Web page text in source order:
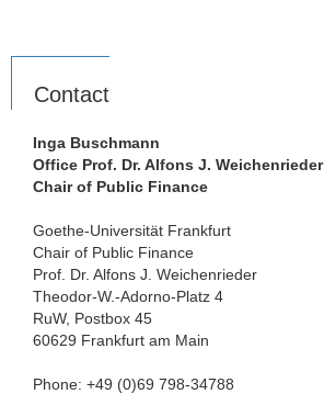
Contact
Inga Buschmann
Office Prof. Dr. Alfons J. Weichenrieder
Chair of Public Finance
Goethe-Universität Frankfurt
Chair of Public Finance
Prof. Dr. Alfons J. Weichenrieder
Theodor-W.-Adorno-Platz 4
RuW, Postbox 45
60629 Frankfurt am Main
Phone: +49 (0)69 798-34788